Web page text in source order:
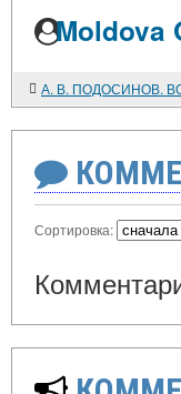
Moldova
Сортировка: